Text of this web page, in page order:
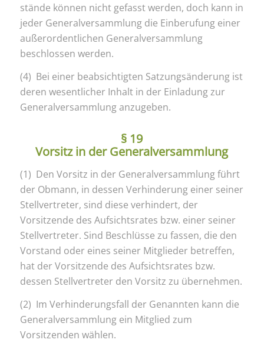
stände können nicht gefasst werden, doch kann in
jeder Generalversammlung die Einberufung einer
außerordentlichen Generalversammlung
beschlossen werden.
(4) Bei einer beabsichtigten Satzungsänderung ist
deren wesentlicher Inhalt in der Einladung zur
Generalversammlung anzugeben.
§ 19
Vorsitz in der Generalversammlung
(1) Den Vorsitz in der Generalversammlung führt
der Obmann, in dessen Verhinderung einer seiner
Stellvertreter, sind diese verhindert, der
Vorsitzende des Aufsichtsrates bzw. einer seiner
Stellvertreter. Sind Beschlüsse zu fassen, die den
Vorstand oder eines seiner Mitglieder betreffen,
hat der Vorsitzende des Aufsichtsrates bzw.
dessen Stellvertreter den Vorsitz zu übernehmen.
(2) Im Verhinderungsfall der Genannten kann die
Generalversammlung ein Mitglied zum
Vorsitzenden wählen.